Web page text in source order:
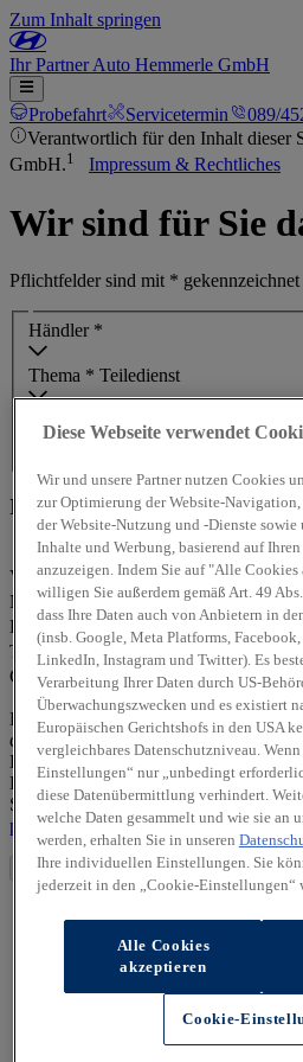
Zum Inhalt springen
IhrPartnerAuto Hemmerle GmbH
Probefahrt Servicetermin
089/
Verantwortlich für den Inhalt dieser
GmbH.1 Impressum & Rechtliches
Wir sind für Sie
Pflichtfelder sind mit * gekennzeichnet
Händler *
Thema * Teiledienst
Ihre Kontaktdaten
Frau Herr
Divers
Vorname *
Nachname *
E-Mail-Adresse *
Telefonnummer *
Captcha
Die von Ihnen angegebenen
durch den zuständigen
Kontaktanfrage verarbeitet. Weitere
Datenverarbeitung und Ihren Rechten
Sie in unserer Datenschutzerklärung
partners/auto-hemmerle-gmbh-
Absenden
Diese Webseite verwendet
Wir und unsere Partner nutzen Cookies
zur Optimierung der Website-Navigation,
der Website-Nutzung und -Dienste
Inhalte und Werbung, basierend auf
anzuzeigen. Indem Sie auf "Alle
willigen Sie außerdem gemäß Art. 49
dass Ihre Daten auch von Anbietern in
(insb. Google, Meta Platforms,
LinkedIn, Instagram und Twitter). Es
Verarbeitung Ihrer Daten durch US-
Überwachungszwecken und es existiert
Europäischen Gerichtshofs in den USA
vergleichbares Datenschutzniveau.
Einstellungen“ nur „unbedingt
diese Datenübermittlung verhindert.
welche Daten gesammelt und wie sie an
werden, erhalten Sie in unseren
Ihre individuellen Einstellungen. Sie
jederzeit in den „Cookie-Einstellungen“
Alle Cookies
akzeptieren
Cookie-